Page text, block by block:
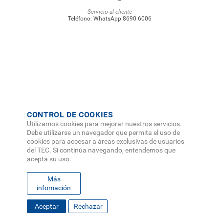
Servicio al cliente
Teléfono: WhatsApp 8690 6006
SOLICITA INFORMACIÓN
FOOTER
CONTROL DE COOKIES
Utilizamos cookies para mejorar nuestros servicios.
Debe utilizarse un navegador que permita el uso de
cookies para accesar a áreas exclusivas de usuarios
del TEC. Si continúa navegando, entendemos que
acepta su uso.
Más
infomación
Aceptar Rechazar